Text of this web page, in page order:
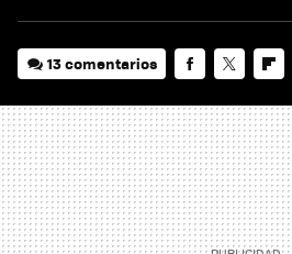
13 comentarios